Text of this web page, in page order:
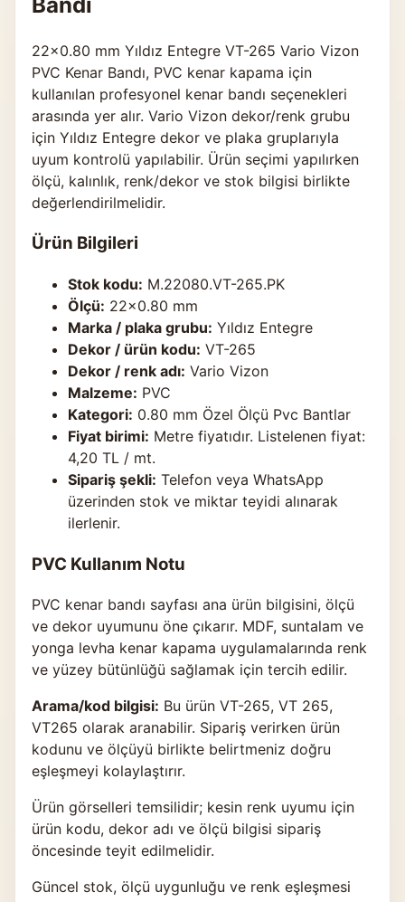
22×0.80 mm Yıldız Entegre VT-265 Vario Vizon
PVC Kenar Bandı, PVC kenar kapama için
kullanılan profesyonel kenar bandı seçenekleri
arasında yer alır. Vario Vizon dekor/renk grubu
için Yıldız Entegre dekor ve plaka gruplarıyla
uyum kontrolü yapılabilir. Ürün seçimi yapılırken
ölçü, kalınlık, renk/dekor ve stok bilgisi birlikte
değerlendirilmelidir.
Ürün Bilgileri
Stok kodu: M.22080.VT-265.PK
Ölçü: 22×0.80 mm
Marka / plaka grubu: Yıldız Entegre
Dekor / ürün kodu: VT-265
Dekor / renk adı: Vario Vizon
Malzeme: PVC
Kategori: 0.80 mm Özel Ölçü Pvc Bantlar
Fiyat birimi: Metre fiyatıdır. Listelenen fiyat:
4,20 TL / mt.
Sipariş şekli: Telefon veya WhatsApp
üzerinden stok ve miktar teyidi alınarak
ilerlenir.
PVC Kullanım Notu
PVC kenar bandı sayfası ana ürün bilgisini, ölçü
ve dekor uyumunu öne çıkarır. MDF, suntalam ve
yonga levha kenar kapama uygulamalarında renk
ve yüzey bütünlüğü sağlamak için tercih edilir.
Arama/kod bilgisi: Bu ürün VT-265, VT 265,
VT265 olarak aranabilir. Sipariş verirken ürün
kodunu ve ölçüyü birlikte belirtmeniz doğru
eşleşmeyi kolaylaştırır.
Ürün görselleri temsilidir; kesin renk uyumu için
ürün kodu, dekor adı ve ölçü bilgisi sipariş
öncesinde teyit edilmelidir.
Güncel stok, ölçü uygunluğu ve renk eşleşmesi